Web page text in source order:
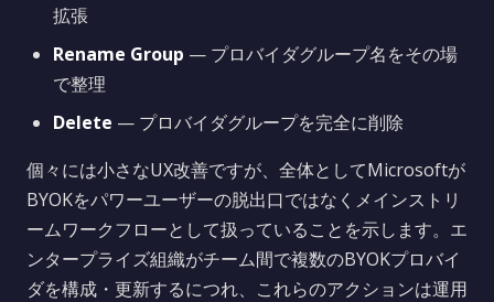
拡張
Rename Group — プロバイダグループ名をその場
で整理
Delete — プロバイダグループを完全に削除
個々には小さなUX改善ですが、全体としてMicrosoftが
BYOKをパワーユーザーの脱出口ではなくメインストリ
ームワークフローとして扱っていることを示します。エ
ンタープライズ組織がチーム間で複数のBYOKプロバイ
ダを構成・更新するにつれ、これらのアクションは運用